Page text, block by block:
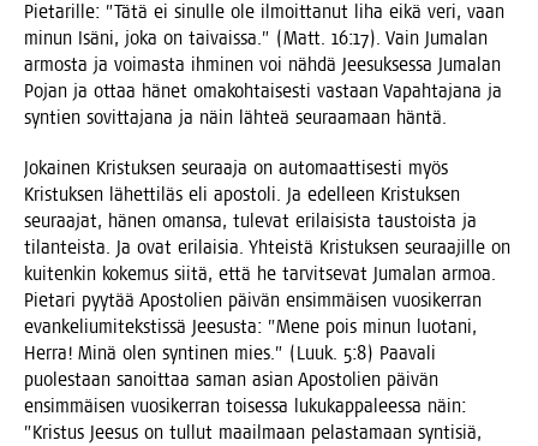
Pie­ta­ril­le: ”Tätä ei sinul­le ole ilmoit­ta­nut liha eikä veri, vaan
minun Isä­ni, joka on tai­vais­sa.” (Matt. 16:17). Vain Juma­lan
armos­ta ja voi­mas­ta ihmi­nen voi näh­dä Jee­suk­ses­sa Juma­lan
Pojan ja ottaa hänet oma­koh­tai­ses­ti vas­taan Vapah­ta­ja­na ja
syn­tien sovit­ta­ja­na ja näin läh­teä seu­raa­maan häntä.
Jokai­nen Kris­tuk­sen seu­raa­ja on auto­maat­ti­ses­ti myös
Kris­tuk­sen lähet­ti­läs eli apos­to­li. Ja edel­leen Kris­tuk­sen
seu­raa­jat, hänen oman­sa, tule­vat eri­lai­sis­ta taus­tois­ta ja
tilan­teis­ta. Ja ovat eri­lai­sia. Yhteis­tä Kris­tuk­sen seu­raa­jil­le on
kui­ten­kin koke­mus sii­tä, että he tar­vit­se­vat Juma­lan armoa.
Pie­ta­ri pyy­tää Apos­to­lien päi­vän ensim­mäi­sen vuo­si­ker­ran
evan­ke­liu­mi­teks­tis­sä Jee­sus­ta: ”Mene pois minun luo­ta­ni,
Her­ra! Minä olen syn­ti­nen mies.” (Luuk. 5:8) Paa­va­li
puo­les­taan sanoit­taa saman asian Apos­to­lien päi­vän
ensim­mäi­sen vuo­si­ker­ran toi­ses­sa luku­kap­pa­lees­sa näin:
”Kris­tus Jee­sus on tul­lut maa­il­maan pelas­ta­maan syn­ti­siä,